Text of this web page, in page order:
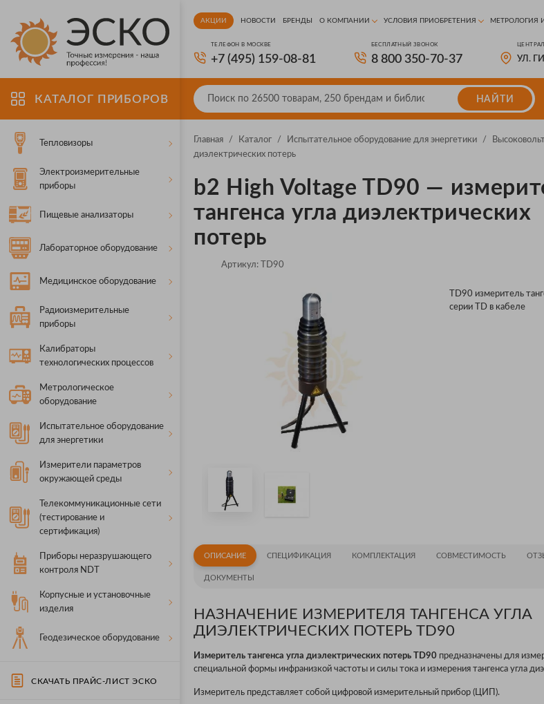
КАТАЛОГ ПРИБОРОВ
Тепловизоры
Электроизмерительные
приборы
Пищевые анализаторы
Лабораторное оборудование
Медицинское оборудование
Радиоизмерительные
приборы
Калибраторы
технологических процессов
Метрологическое
оборудование
Испытательное оборудование
для энергетики
Измерители параметров
окружающей среды
Телекоммуникационные сети
(тестирование и
сертификация)
Приборы неразрушающего
контроля NDT
Корпусные и установочные
изделия
Геодезическое оборудование
СКАЧАТЬ ПРАЙС-ЛИСТ ЭСКО
АКЦИИ НОВОСТИ БРЕНДЫ О КОМПАНИИ УСЛОВИЯ ПРИОБРЕТЕНИЯ МЕТРОЛОГИЯ
ТЕЛЕФОН В МОСКВЕ
+7 (495) 159-08-81
БЕСПЛАТНЫЙ ЗВОНОК
8 800 350-70-37 УЛ.
НАЙТИ
Главная / Каталог / Испытательное оборудование для энергетики /
диэлектрических потерь
b2 High Voltage TD90 —
тангенса угла диэлектрических
потерь
Артикул: TD90
TD90 измеритель
серии TD в кабеле
ОПИСАНИЕ СПЕЦИФИКАЦИЯ КОМПЛЕКТАЦИЯ СОВМЕСТИМОСТЬ
ДОКУМЕНТЫ
НАЗНАЧЕНИЕ ИЗМЕРИТЕЛЯ ТАНГЕНСА УГЛА
ДИЭЛЕКТРИЧЕСКИХ ПОТЕРЬ TD90
Измеритель тангенса угла диэлектрических потерь TD90 предназначены для
специальной формы инфранизкой частоты и силы тока и измерения тангенса угла
Измеритель представляет собой цифровой измерительный прибор (ЦИП).